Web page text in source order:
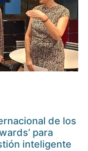
de los
para
inteligente